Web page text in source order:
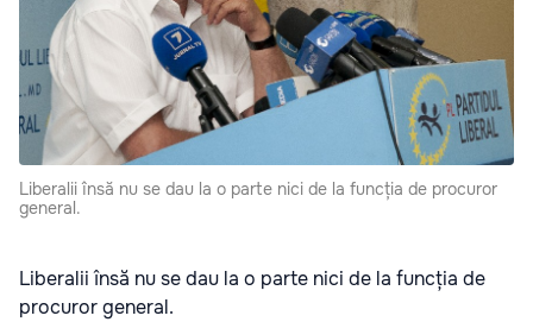
Liberalii însă nu se dau la o parte nici de la funcția de procuror
general.
Liberalii însă nu se dau la o parte nici de la funcția de
procuror general.